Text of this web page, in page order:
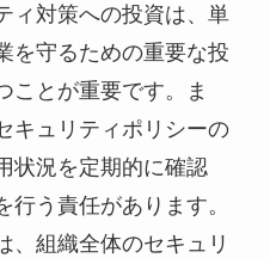
ィ対策への投資は、単
を守るための重要な投
ことが重要です。ま
キュリティポリシーの
状況を定期的に確認
行う責任があります。
、組織全体のセキュリ